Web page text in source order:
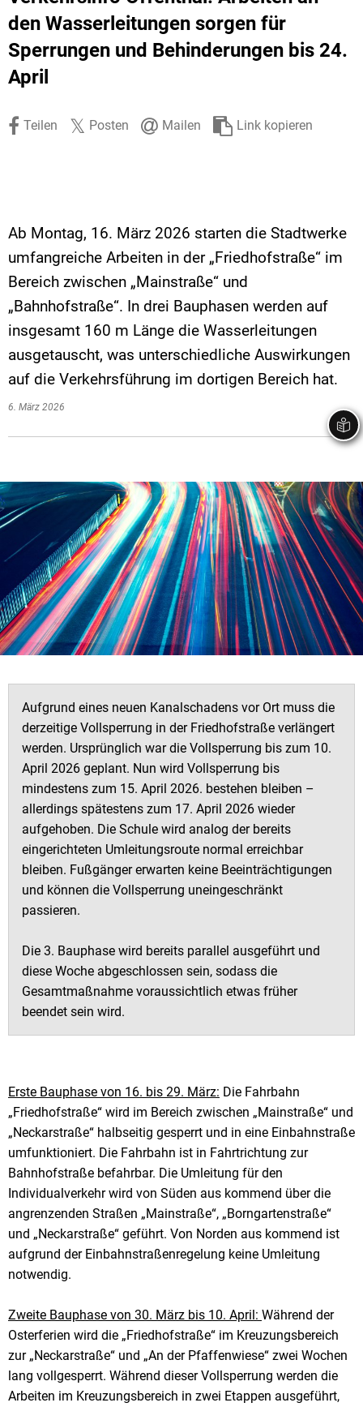
Stadtrecht
Wahlen
Ehrenamt
Öffentlicher
E-Mobilität
den Wasserleitungen sorgen für
Sperrungen und Behinderungen bis 24.
April
Teilen Posten Mailen Link kopieren
Ab Montag, 16. März 2026 starten die Stadtwerke
umfangreiche Arbeiten in der „Friedhofstraße“ im
Bereich zwischen „Mainstraße“ und
„Bahnhofstraße“. In drei Bauphasen werden auf
insgesamt 160 m Länge die Wasserleitungen
ausgetauscht, was unterschiedliche Auswirkungen
auf die Verkehrsführung im dortigen Bereich hat.
6. März 2026
Aufgrund eines neuen Kanalschadens vor Ort muss die
derzeitige Vollsperrung in der Friedhofstraße verlängert
werden. Ursprünglich war die Vollsperrung bis zum 10.
April 2026 geplant. Nun wird Vollsperrung bis
mindestens zum 15. April 2026. bestehen bleiben –
allerdings spätestens zum 17. April 2026 wieder
aufgehoben. Die Schule wird analog der bereits
eingerichteten Umleitungsroute normal erreichbar
bleiben. Fußgänger erwarten keine Beeinträchtigungen
und können die Vollsperrung uneingeschränkt
passieren.
Die 3. Bauphase wird bereits parallel ausgeführt und
diese Woche abgeschlossen sein, sodass die
Gesamtmaßnahme voraussichtlich etwas früher
beendet sein wird.
Erste Bauphase von 16. bis 29. März: Die Fahrbahn
„Friedhofstraße“ wird im Bereich zwischen „Mainstraße“ und
„Neckarstraße“ halbseitig gesperrt und in eine Einbahnstraße
umfunktioniert. Die Fahrbahn ist in Fahrtrichtung zur
Bahnhofstraße befahrbar. Die Umleitung für den
Individualverkehr wird von Süden aus kommend über die
angrenzenden Straßen „Mainstraße“, „Borngartenstraße“
und „Neckarstraße“ geführt. Von Norden aus kommend ist
aufgrund der Einbahnstraßenregelung keine Umleitung
notwendig.
Zweite Bauphase von 30. März bis 10. April: Während der
Osterferien wird die „Friedhofstraße“ im Kreuzungsbereich
zur „Neckarstraße“ und „An der Pfaffenwiese“ zwei Wochen
lang vollgesperrt. Während dieser Vollsperrung werden die
Arbeiten im Kreuzungsbereich in zwei Etappen ausgeführt,